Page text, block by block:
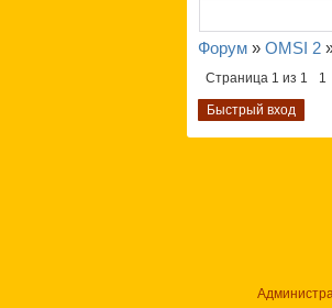
Форум » OMSI 2
Страница 1 из 1
1